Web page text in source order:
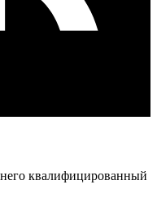
квалифицированный